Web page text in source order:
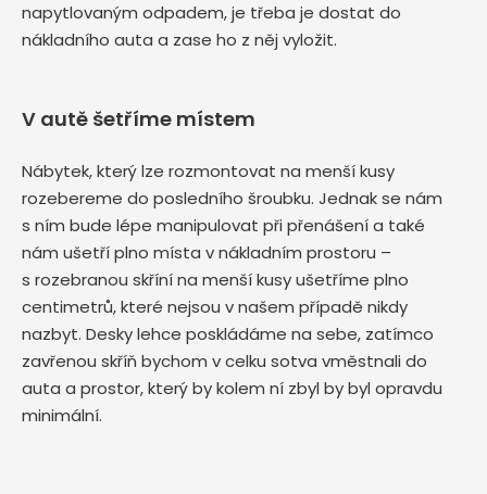
napytlovaným odpadem, je třeba je dostat do
nákladního auta a zase ho z něj vyložit.
V autě šetříme místem
Nábytek, který lze rozmontovat na menší kusy
rozebereme do posledního šroubku. Jednak se nám
s ním bude lépe manipulovat při přenášení a také
nám ušetří plno místa v nákladním prostoru –
s rozebranou skříní na menší kusy ušetříme plno
centimetrů, které nejsou v našem případě nikdy
nazbyt. Desky lehce poskládáme na sebe, zatímco
zavřenou skříň bychom v celku sotva vměstnali do
auta a prostor, který by kolem ní zbyl by byl opravdu
minimální.